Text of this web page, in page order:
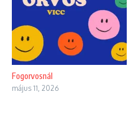
Fogorvosnál
május 11, 2026